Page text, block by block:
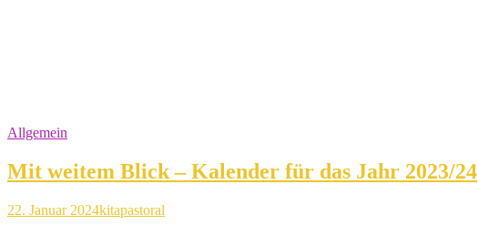
Allgemein
Mit weitem Blick – Kalender für das Jahr 2023/24
22. Januar 2024kitapastoral